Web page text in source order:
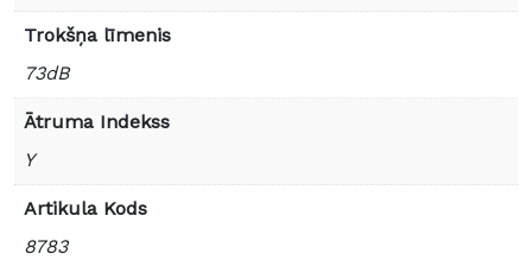
Trokšņa līmenis
73dB
Ātruma Indekss
Y
Artikula Kods
8783